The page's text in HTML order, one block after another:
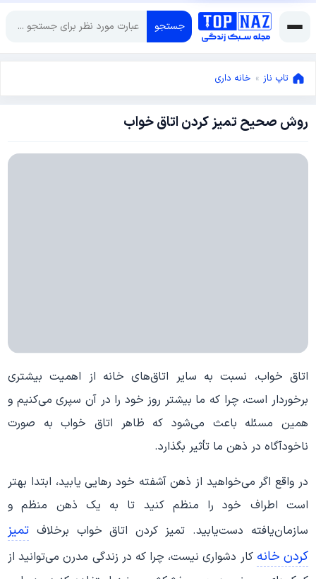
جستجو
تاپ ناز » خانه داری
روش صحیح تمیز کردن اتاق خواب
آگوست
2020
اتاق خواب، نسبت به سایر اتاق‌های خانه از اهمیت بیشتری
برخوردار است، چرا که ما بیشتر روز خود را در آن سپری می‌کنیم و
همین مسئله باعث می‌شود که ظاهر اتاق خواب به صورت
ناخودآگاه در ذهن ما تأثیر بگذارد.
در واقع اگر می‌‌خواهید از ذهن آشفته خود رهایی یابید، ابتدا بهتر
است اطراف خود را منظم کنید تا به یک ذهن منظم و
سازمان‌یافته دست‌یابید. تمیز کردن اتاق خواب برخلاف تمیز
کردن خانه کار دشواری نیست، چرا که در زندگی مدرن می‌توانید از